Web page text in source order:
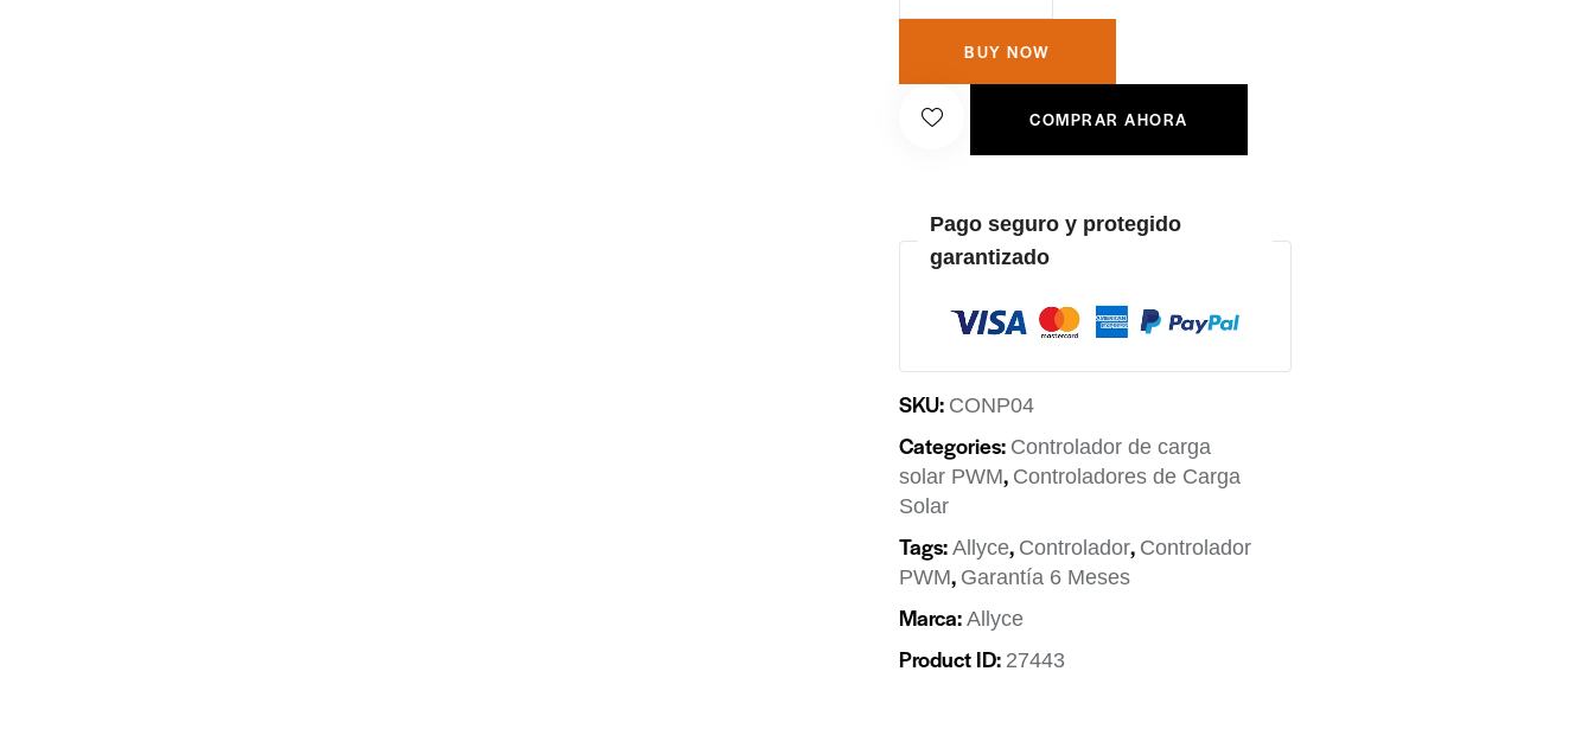
BUY NOW
COMPRAR AHORA
Pago seguro y protegido
garantizado
SKU: CONP04
Categories: Controlador de carga
solar PWM, Controladores de Carga
Solar
Tags:Allyce, Controlador, Controlador
PWM, Garantía 6 Meses
Marca:Allyce
Product ID: 27443